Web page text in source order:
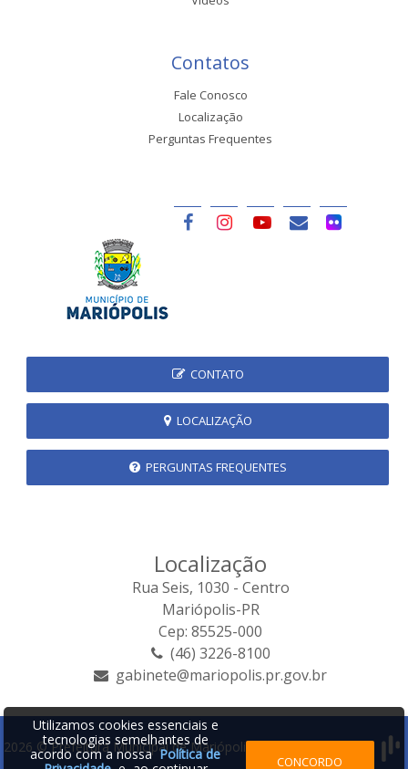
Contatos
Fale Conosco
Localização
Perguntas Frequentes
CONTATO
LOCALIZAÇÃO
PERGUNTAS FREQUENTES
Localização
Rua Seis, 1030 - Centro
Mariópolis-PR
Cep: 85525-000
(46) 3226-8100
gabinete@mariopolis.pr.gov.br
2026 © Prefeitura Municipal de Mariópolis | Desenvolvido por:
Utilizamos cookies essenciais e
tecnologias semelhantes de
acordo com a nossaPolítica de
CONCORDO